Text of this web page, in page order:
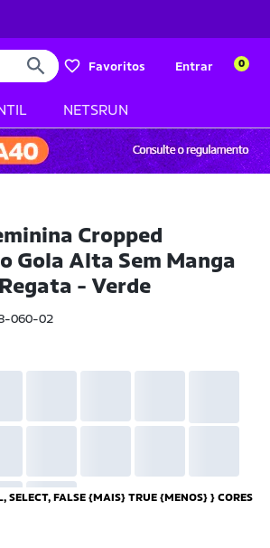
Favoritos Entrar 0
NETSRUN
Cropped
Gola Alta Sem Manga
- Verde
060-02
SELECT, FALSE {MAIS} TRUE {MENOS} } CORES